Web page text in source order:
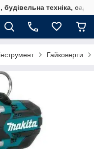
техніка,
Гайковерти